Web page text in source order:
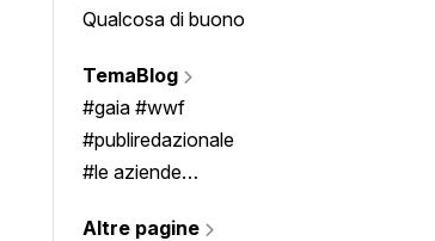
Qualcosa di buono
TemaBlog
#gaia #wwf
#publiredazionale
#le aziende
Altre pagine